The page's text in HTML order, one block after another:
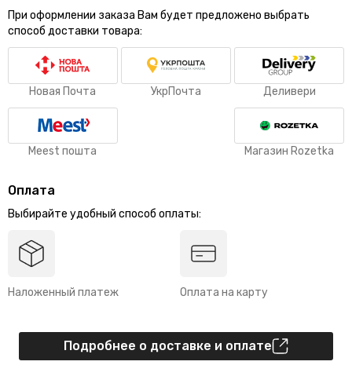
При оформлении заказа Вам будет предложено выбрать
способ доставки товара:
Новая Почта УкрПочта Деливери
Meest пошта Магазин Rozetka
Оплата
Выбирайте удобный способ оплаты:
Наложенный платеж Оплата на карту
Подробнее о доставке и оплате